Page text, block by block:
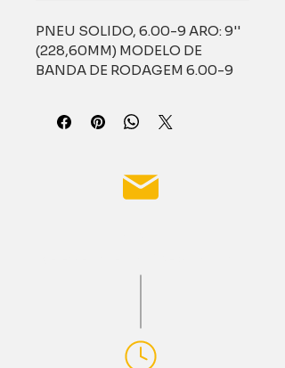
PNEU SOLIDO, 6.00-9 ARO: 9''
(228,60MM) MODELO DE
BANDA DE RODAGEM 6.00-9